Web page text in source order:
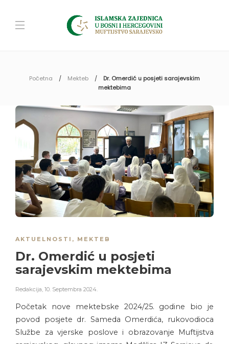
Početna Mekteb
Dr. Omerdić u posjeti sarajevskim
mektebima
AKTUELNOSTI , MEKTEB
Dr. Omerdić u posjeti
sarajevskim mektebima
Redakcija, 10. Septembra 2024.
Početak nove mektebske 2024/25. godine bio je
povod posjete dr. Sameda Omerdića, rukovodioca
Službe za vjerske poslove i obrazovanje Muftijstva